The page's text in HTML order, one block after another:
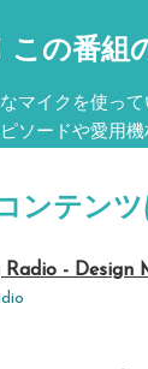
この番組
マイクを使っ
ソードや愛用機
ンテン
Radio - Design